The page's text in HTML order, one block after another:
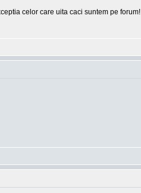
celor care uita caci suntem pe forum!